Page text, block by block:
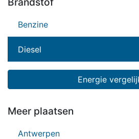
Benzine
Diesel
Energie
Meer plaatsen
Antwerpen